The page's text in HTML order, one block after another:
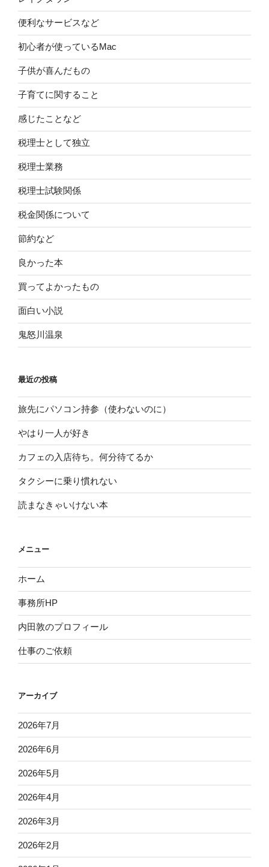
便利なサービスなど
初心者が使っているMac
子供が喜んだもの
子育てに関すること
感じたことなど
税理士として独立
税理士業務
税理士試験関係
税金関係について
節約など
良かった本
買ってよかったもの
面白い小説
鬼怒川温泉
最近の投稿
旅先にパソコン持参（使わないのに）
やはり一人が好き
カフェの入店待ち。何分待てるか
タクシーに乗り慣れない
読まなきゃいけない本
メニュー
ホーム
事務所HP
内田敦のプロフィール
仕事のご依頼
アーカイブ
2026年7月
2026年6月
2026年5月
2026年4月
2026年3月
2026年2月